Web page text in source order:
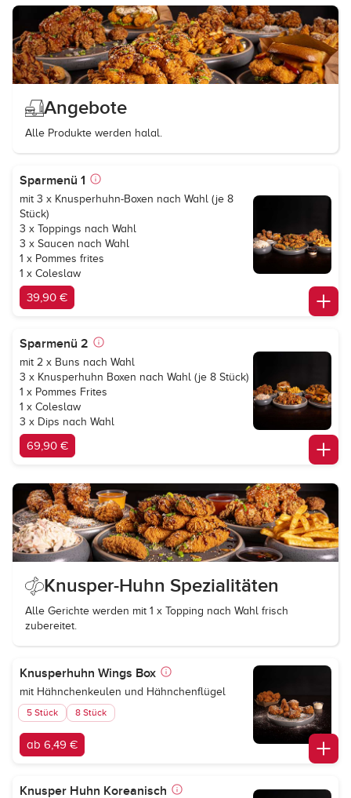
Angebote
Alle Produkte werden halal.
Sparmenü 1
mit 3 x Knusperhuhn-Boxen nach Wahl (je 8
Stück)
3 x Toppings nach Wahl
3 x Saucen nach Wahl
1 x Pommes frites
1 x Coleslaw
39,90 €
Sparmenü 2
mit 2 x Buns nach Wahl
3 x Knusperhuhn Boxen nach Wahl (je 8 Stück)
1 x Pommes Frites
1 x Coleslaw
3 x Dips nach Wahl
69,90 €
Knusper-Huhn Spezialitäten
Alle Gerichte werden mit 1 x Topping nach Wahl frisch
zubereitet.
Knusperhuhn Wings Box
mit Hähnchenkeulen und Hähnchenflügel
5 Stück 8 Stück
ab 6,49 €
Knusper Huhn Koreanisch